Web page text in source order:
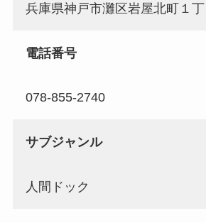
兵庫県神戸市灘区岩屋北町１丁
電話番号
078-855-2740
サブジャンル
人間ドック